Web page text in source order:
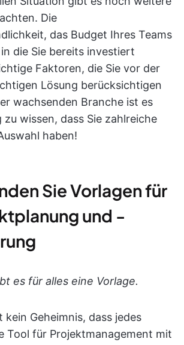
Die
das Budget Ihres Teams
die Sie bereits investiert
Faktoren, die Sie vor der
Lösung berücksichtigen
wachsenden Branche ist es
wissen, dass Sie zahlreiche
haben!
Sie Vorlagen für
und -
es für alles eine Vorlage.
kein Geheimnis, dass jedes
Tool für Projektmanagement mit